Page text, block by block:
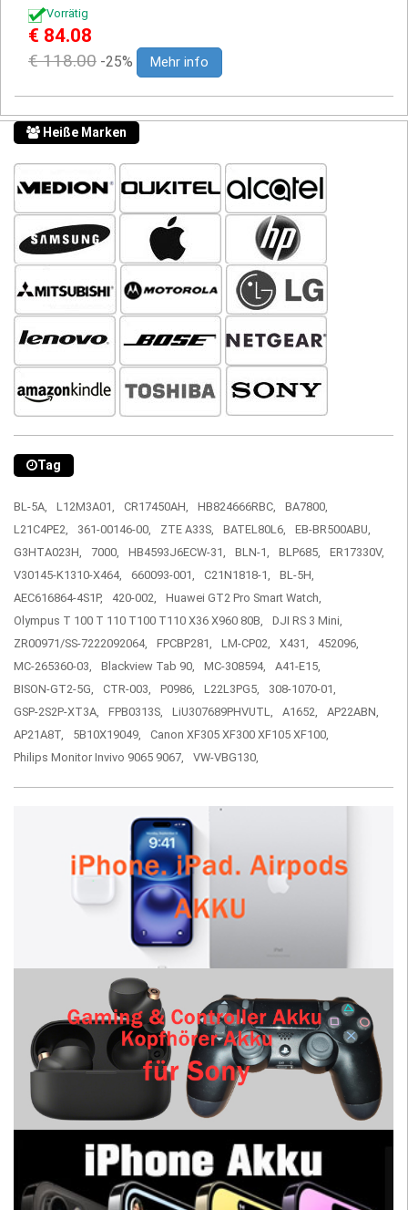
Vorrätig
€ 84.08
€ 118.00 -25% Mehr info
Heiße Marken
Tag
BL-5A, L12M3A01, CR17450AH, HB824666RBC,
BA7800,
L21C4PE2,
361-00146-00, ZTE A33S, BATEL80L6,
EB-BR500ABU,
G3HTA023H,
7000, HB4593J6ECW-31, BLN-1, BLP685,
ER17330V,
V30145-K1310-X464,
660093-001, C21N1818-1,
BL-5H,
AEC616864-4S1P,
420-002,
Huawei GT2 Pro Smart Watch,
Olympus T 100 T 110 T100 T110 X36 X960 80B,
DJI RS 3 Mini,
ZR00971/SS-7222092064,
FPCBP281, LM-CP02, X431,
452096,
MC-265360-03,
Blackview Tab 90, MC-308594,
A41-E15,
BISON-GT2-5G,
CTR-003, P0986, L22L3PG5,
308-1070-01,
GSP-2S2P-XT3A,
FPB0313S, LiU307689PHVUTL, A1652,
AP22ABN,
AP21A8T,
5B10X19049,
Canon XF305 XF300 XF105 XF100,
Philips Monitor Invivo 9065 9067,
VW-VBG130,